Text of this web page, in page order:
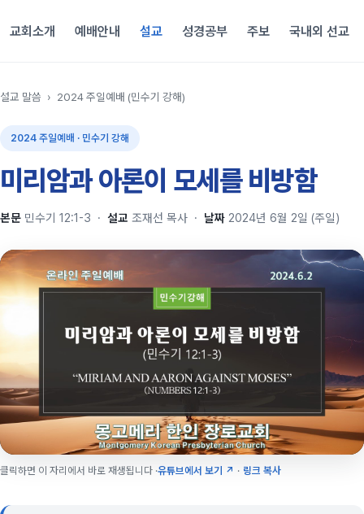
교회소개 예배안내 설교 성경공부 주보 국내외 선교
설교 말씀 › 2024 주일예배 (민수기 강해)
2024 주일예배 · 민수기 강해
미리암과 아론이 모세를 비방함
본문 민수기 12:1-3 · 설교 조재선 목사 · 날짜 2024년 6월 2일 (주일)
클릭하면 이 자리에서 바로 재생됩니다 ·유튜브에서 보기 ↗ · 링크 복사